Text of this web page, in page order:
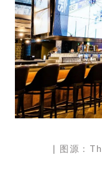
| 图源：